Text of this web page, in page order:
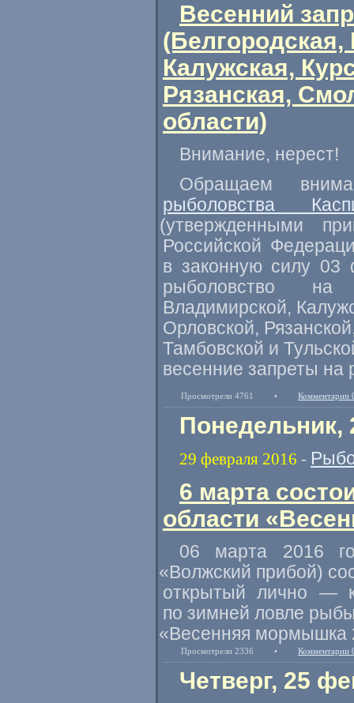
Весенний
Калужская,
Рязанская,
области)
Внимание, нерест!
Обращаем
рыболовства
(утвержденными
Российской
в законную силу 03
рыболовство на
Владимирской,
Орловской, Рязанской
Тамбовской и
весенние запреты на
Просмотрели 4761 • Комментарии
Понедельник,
29 февраля 2016 -
6 марта
области
06 марта 2016
«Волжский прибой)
открытый лично —
по зимней ловле
«Весенняя мормышка
Просмотрели 2336 • Комментарии
Четверг, 25